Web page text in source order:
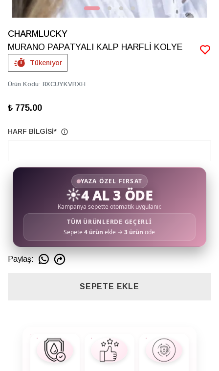
CHARMLUCKY
MURANO PAPATYALI KALP HARFLİ KOLYE
Tükeniyor
Ürün Kodu: 8XCUYKVBXH
₺ 775.00
HARF BİLGİSİ*
YAZA ÖZEL FIRSAT
☀️4 AL 3 ÖDE
Kampanya sepette otomatik uygulanır.
TÜM ÜRÜNLERDE GEÇERLİ
Sepete4 ürün ekle →3 ürün öde
Paylaş:
SEPETE EKLE